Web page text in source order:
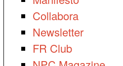
Collabora
Newsletter
FR Club